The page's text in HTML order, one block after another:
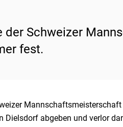
der Schweizer
fest.
Dielsdorf abgeben und verlor